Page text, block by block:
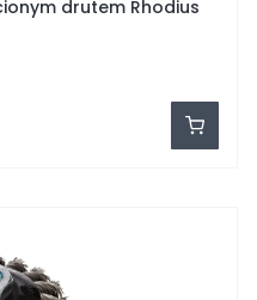
drutem Rhodius